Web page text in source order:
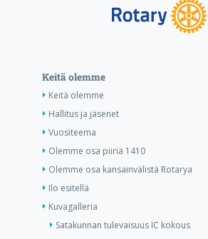
Keitä olemme
Keitä olemme
Hallitus ja jäsenet
Vuositeema
Olemme osa piiriä 1410
Olemme osa kansainvälistä Rotarya
Ilo esitellä
Kuvagalleria
Satakunnan tulevaisuus IC kokous